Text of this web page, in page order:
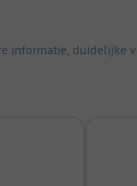
informatie,